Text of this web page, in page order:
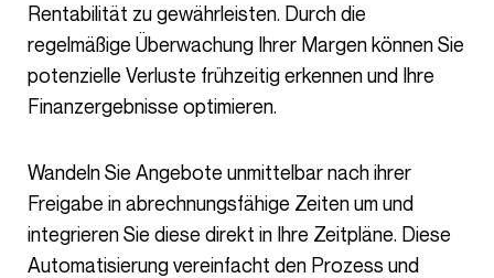
Rentabilität zu gewährleisten. Durch die
regelmäßige Überwachung Ihrer Margen können Sie
potenzielle Verluste frühzeitig erkennen und Ihre
Finanzergebnisse optimieren.
Wandeln Sie Angebote unmittelbar nach ihrer
Freigabe in abrechnungsfähige Zeiten um und
integrieren Sie diese direkt in Ihre Zeitpläne. Diese
Automatisierung vereinfacht den Prozess und